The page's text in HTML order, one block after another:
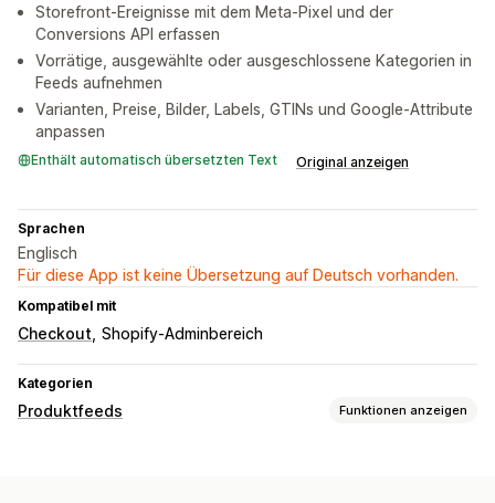
Storefront-Ereignisse mit dem Meta-Pixel und der
Conversions API erfassen
Vorrätige, ausgewählte oder ausgeschlossene Kategorien in
Feeds aufnehmen
Varianten, Preise, Bilder, Labels, GTINs und Google-Attribute
anpassen
Enthält automatisch übersetzten Text Original anzeigen
Sprachen
Englisch
Für diese App ist keine Übersetzung auf Deutsch vorhanden.
Kompatibel mit
Checkout Shopify-Adminbereich
Kategorien
Produktfeeds Funktionen anzeigen